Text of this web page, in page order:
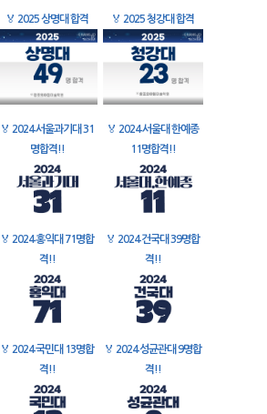
🏅 2025 상명대 합격 🏅 2025 청강대 합격
🏅 2024 서울과기대 31
명합격!!
🏅 2024 서울대 한예종
11명합격!!
🏅 2024 홍익대 71명합
격!!
🏅 2024 건국대 39명합
격!!
🏅 2024 국민대 13명합
격!!
🏅 2024 성균관대 9명합
격!!